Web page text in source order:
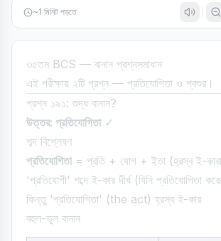
~1 মিনিট পড়তে
৩৫তম BCS — বানান প্রশ্নসমাধান
এই পরীক্ষায় ২টি প্রশ্ন — প্রতিযোগিতা ও শ্বশুর।
প্রশ্ন ১৯১: শুদ্ধ বানান?
উত্তর: প্রতিযোগিতা✓
শব্দ বিশ্লেষণ
প্রতিযোগিতা= প্রতি + যোগ + ইতা (হ্রস্ব ই-
'প্রতিযোগী' শব্দে ই-কার দীর্ঘ (যিনি প্রতিযোগিতা
কিন্তু 'প্রতিযোগিতা' (the act) হ্রস্ব ই-কার
বহুল-ভুল বানান